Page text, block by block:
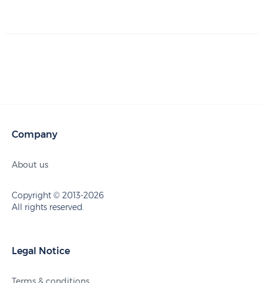
Company
About us
Copyright © 2013-2026
All rights reserved.
Legal Notice